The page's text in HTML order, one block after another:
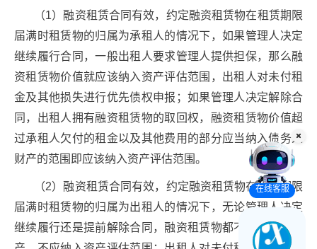
（1）融资租赁合同有效，约定融资租赁物在租赁期限
届满时租赁物的归属为承租人的情况下，如果管理人决定
继续履行合同，一般出租人要求管理人提供担保，那么融
资租赁物价值就应该纳入资产评估范围，出租人对未付租
金及其他损失进行优先债权申报；如果管理人决定解除合
同，出租人拥有融资租赁物的取回权，融资租赁物价值超
过承租人欠付的租金以及其他费用的部分应当纳入债务人
财产的范围即应该纳入资产评估范围。
（2）融资租赁合同有效，约定融资租赁物在租赁期限
届满时租赁物的归属为出租人的情况下，无论管理人决定
继续履行还是提前解除合同，融资租赁物都不属于破产财
在线客服